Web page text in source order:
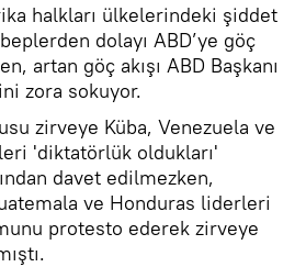
halkları ülkelerindeki şiddet
dolayı ABD’ye göç
artan göç akışı ABD Başkanı
zora sokuyor.
zirveye Küba, Venezuela ve
'diktatörlük oldukları'
davet edilmezken,
ve Honduras liderleri
protesto ederek zirveye